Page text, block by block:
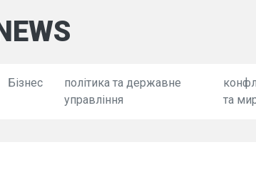
Бізнес
політика та державне
управління
та